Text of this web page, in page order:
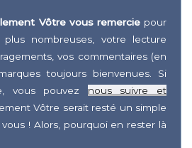
Vôtre vous remerciepour
nombreuses, votre lecture
vos commentaires (en
toujours bienvenues. Si
vous pouvez nous suivre et
Vôtre serait resté un simple
! Alors, pourquoi en rester là